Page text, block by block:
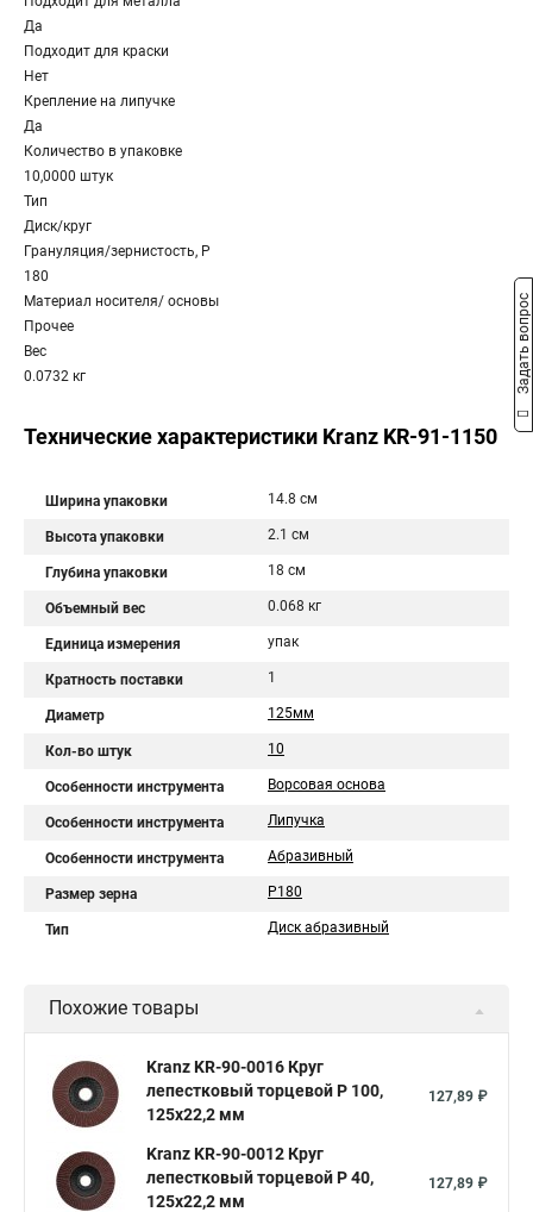
Да
Подходит для краски
Нет
Крепление на липучке
Да
Количество в упаковке
10,0000 штук
Тип
Диск/круг
Грануляция/зернистость, P
180
Материал носителя/ основы
Прочее
Вес
0.0732 кг
Технические характеристики Kranz KR-91-1150
Ширина упаковки 14.8 см
Высота упаковки 2.1 см
Глубина упаковки 18 см
Объемный вес 0.068 кг
Единица измерения упак
Кратность поставки 1
Диаметр 125мм
Кол-во штук 10
Особенности инструмента Ворсовая основа
Особенности инструмента Липучка
Особенности инструмента Абразивный
Размер зерна P180
Тип Диск абразивный
Похожие товары
Kranz KR-90-0016 Круг
лепестковый торцевой P 100,
125х22,2 мм
127,89 ₽
Kranz KR-90-0012 Круг
лепестковый торцевой P 40,
125х22,2 мм
127,89 ₽
Задать вопрос